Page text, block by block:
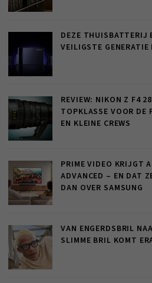
DEZE THUISBATTERIJ
VEILIGSTE
REVIEW: NIKON Z F4
TOPKLASSE VOOR DE
EN KLEINE CREWS
PRIME VIDEO KRIJGT
ADVANCED – EN DAT
DAN OVER SAMSUNG
VAN ENGERDSBRIL
SLIMME BRIL KOMT